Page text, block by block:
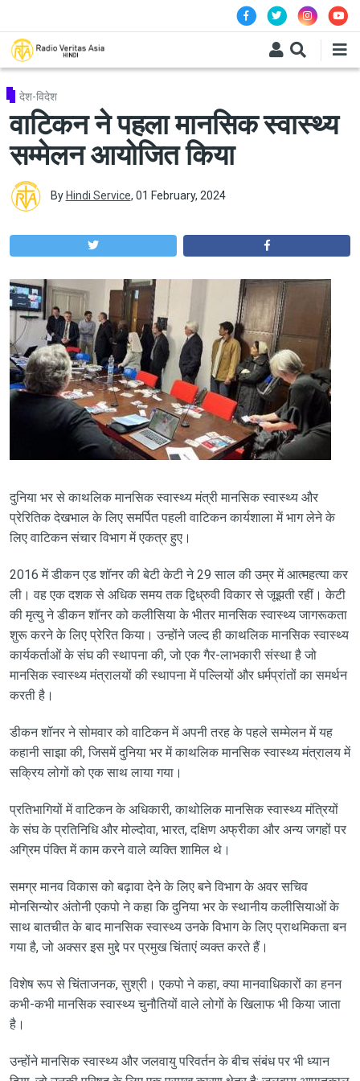
देश-विदेश
वाटिकन ने पहला मानसिक स्वास्थ्य
सम्मेलन आयोजित किया
By Hindi Service, 01 February, 2024
दुनिया भर से काथलिक मानसिक स्वास्थ्य मंत्री मानसिक स्वास्थ्य और
प्रेरितिक देखभाल के लिए समर्पित पहली वाटिकन कार्यशाला में भाग लेने के
लिए वाटिकन संचार विभाग में एकत्र हुए।
2016 में डीकन एड शॉनर की बेटी केटी ने 29 साल की उम्र में आत्महत्या कर
ली। वह एक दशक से अधिक समय तक द्विध्रुवी विकार से जूझती रहीं। केटी
की मृत्यु ने डीकन शॉनर को कलीसिया के भीतर मानसिक स्वास्थ्य जागरूकता
शुरू करने के लिए प्रेरित किया। उन्होंने जल्द ही काथलिक मानसिक स्वास्थ्य
कार्यकर्ताओं के संघ की स्थापना की, जो एक गैर-लाभकारी संस्था है जो
मानसिक स्वास्थ्य मंत्रालयों की स्थापना में पल्लियों और धर्मप्रांतों का समर्थन
करती है।
डीकन शॉनर ने सोमवार को वाटिकन में अपनी तरह के पहले सम्मेलन में यह
कहानी साझा की, जिसमें दुनिया भर में काथलिक मानसिक स्वास्थ्य मंत्रालय में
सक्रिय लोगों को एक साथ लाया गया।
प्रतिभागियों में वाटिकन के अधिकारी, काथोलिक मानसिक स्वास्थ्य मंत्रियों
के संघ के प्रतिनिधि और मोल्दोवा, भारत, दक्षिण अफ्रीका और अन्य जगहों पर
अग्रिम पंक्ति में काम करने वाले व्यक्ति शामिल थे।
समग्र मानव विकास को बढ़ावा देने के लिए बने विभाग के अवर सचिव
मोनसिन्योर अंतोनी एकपो ने कहा कि दुनिया भर के स्थानीय कलीसियाओं के
साथ बातचीत के बाद मानसिक स्वास्थ्य उनके विभाग के लिए प्राथमिकता बन
गया है, जो अक्सर इस मुद्दे पर प्रमुख चिंताएं व्यक्त करते हैं।
विशेष रूप से चिंताजनक, सुश्री। एकपो ने कहा, क्या मानवाधिकारों का हनन
कभी-कभी मानसिक स्वास्थ्य चुनौतियों वाले लोगों के खिलाफ भी किया जाता
है।
उन्होंने मानसिक स्वास्थ्य और जलवायु परिवर्तन के बीच संबंध पर भी ध्यान